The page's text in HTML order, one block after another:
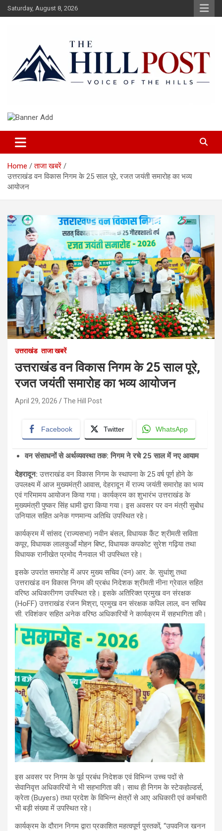
Skip
to
Saturday, August 8, 2026
The Hillpost
Home
ताजा खबरें
उत्तराखंड वन विकास निगम के 25 साल पूरे, रजत जयंती समारोह का भव्य
आयोजन
उत्तराखंड ताजा खबरें
उत्तराखंड वन विकास निगम के 25 साल पूरे,
रजत जयंती समारोह का भव्य आयोजन
April 29, 2026 The Hill Post
Facebook Twitter WhatsApp
वन संसाधनों से अर्थव्यवस्था तक: निगम ने रचे 25 साल में नए आयाम
देहरादून: उत्तराखंड वन विकास निगम के स्थापना के 25 वर्ष पूर्ण होने के
उपलक्ष्य में आज मुख्यमंत्री आवास, देहरादून में राज्य जयंती समारोह का भव्य
एवं गरिमामय आयोजन किया गया। कार्यक्रम का शुभारंभ उत्तराखंड के
मुख्यमंत्री पुष्कर सिंह धामी द्वारा किया गया। इस अवसर पर वन मंत्री सुबोध
उनियाल सहित अनेक गणमान्य अतिथि उपस्थित रहे।
कार्यक्रम में सांसद (राज्यसभा) नवीन बंसल, विधायक कैंट श्रीमती सविता
कपूर, विधायक लालकुआँ मोहन बिष्ट, विधायक कपकोट सुरेश गढ़िया तथा
विधायक रानीखेत प्रमोद नैनवाल भी उपस्थित रहे।
इसके उपरांत समारोह में अपर मुख्य सचिव (वन) आर. के. सुधांशु तथा
उत्तराखंड वन विकास निगम की प्रबंध निदेशक श्रीमती नीना ग्रेवाल सहित
वरिष्ठ अधिकारीगण उपस्थित रहे। इसके अतिरिक्त प्रमुख वन संरक्षक
(HoFF) उत्तराखंड रंजन मिश्रा, प्रमुख वन संरक्षक कपिल लाल, वन सचिव
सी. रविशंकर सहित अनेक वरिष्ठ अधिकारियों ने कार्यक्रम में सहभागिता की।
इस अवसर पर निगम के पूर्व प्रबंध निदेशक एवं विभिन्न उच्च पदों से
सेवानिवृत्त अधिकारियों ने भी सहभागिता की। साथ ही निगम के स्टेकहोल्डर्स,
क्रेता (Buyers) तथा प्रदेश के विभिन्न क्षेत्रों से आए अधिकारी एवं कर्मचारी
भी बड़ी संख्या में उपस्थित रहे।
कार्यक्रम के दौरान निगम द्वारा प्रकाशित महत्वपूर्ण पुस्तकों, “उपवनिज खनन